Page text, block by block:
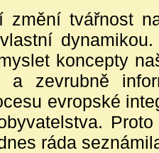
změní tvářnost
koncepty
a zevrubně
evropské
ráda